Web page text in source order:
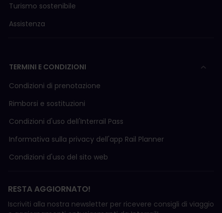
biglietti cartacei al nostro ufficio. Questi costi non
saranno rimborsati. Se il biglietto cartaceo viene
Turismo sostenibile
Assistenza
TERMINI E CONDIZIONI
Condizioni di prenotazione
Rimborsi e sostituzioni
Condizioni d'uso delI'Interrail Pass
Informativa sulla privacy dell'app Rail Planner
Condizioni d'uso del sito web
RESTA AGGIORNATO!
Iscriviti alla nostra newsletter per ricevere consigli di viaggio